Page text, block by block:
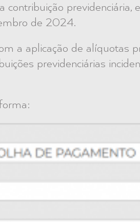
previdenciária,
de 2024.
a aplicação de alíquotas
previdenciárias